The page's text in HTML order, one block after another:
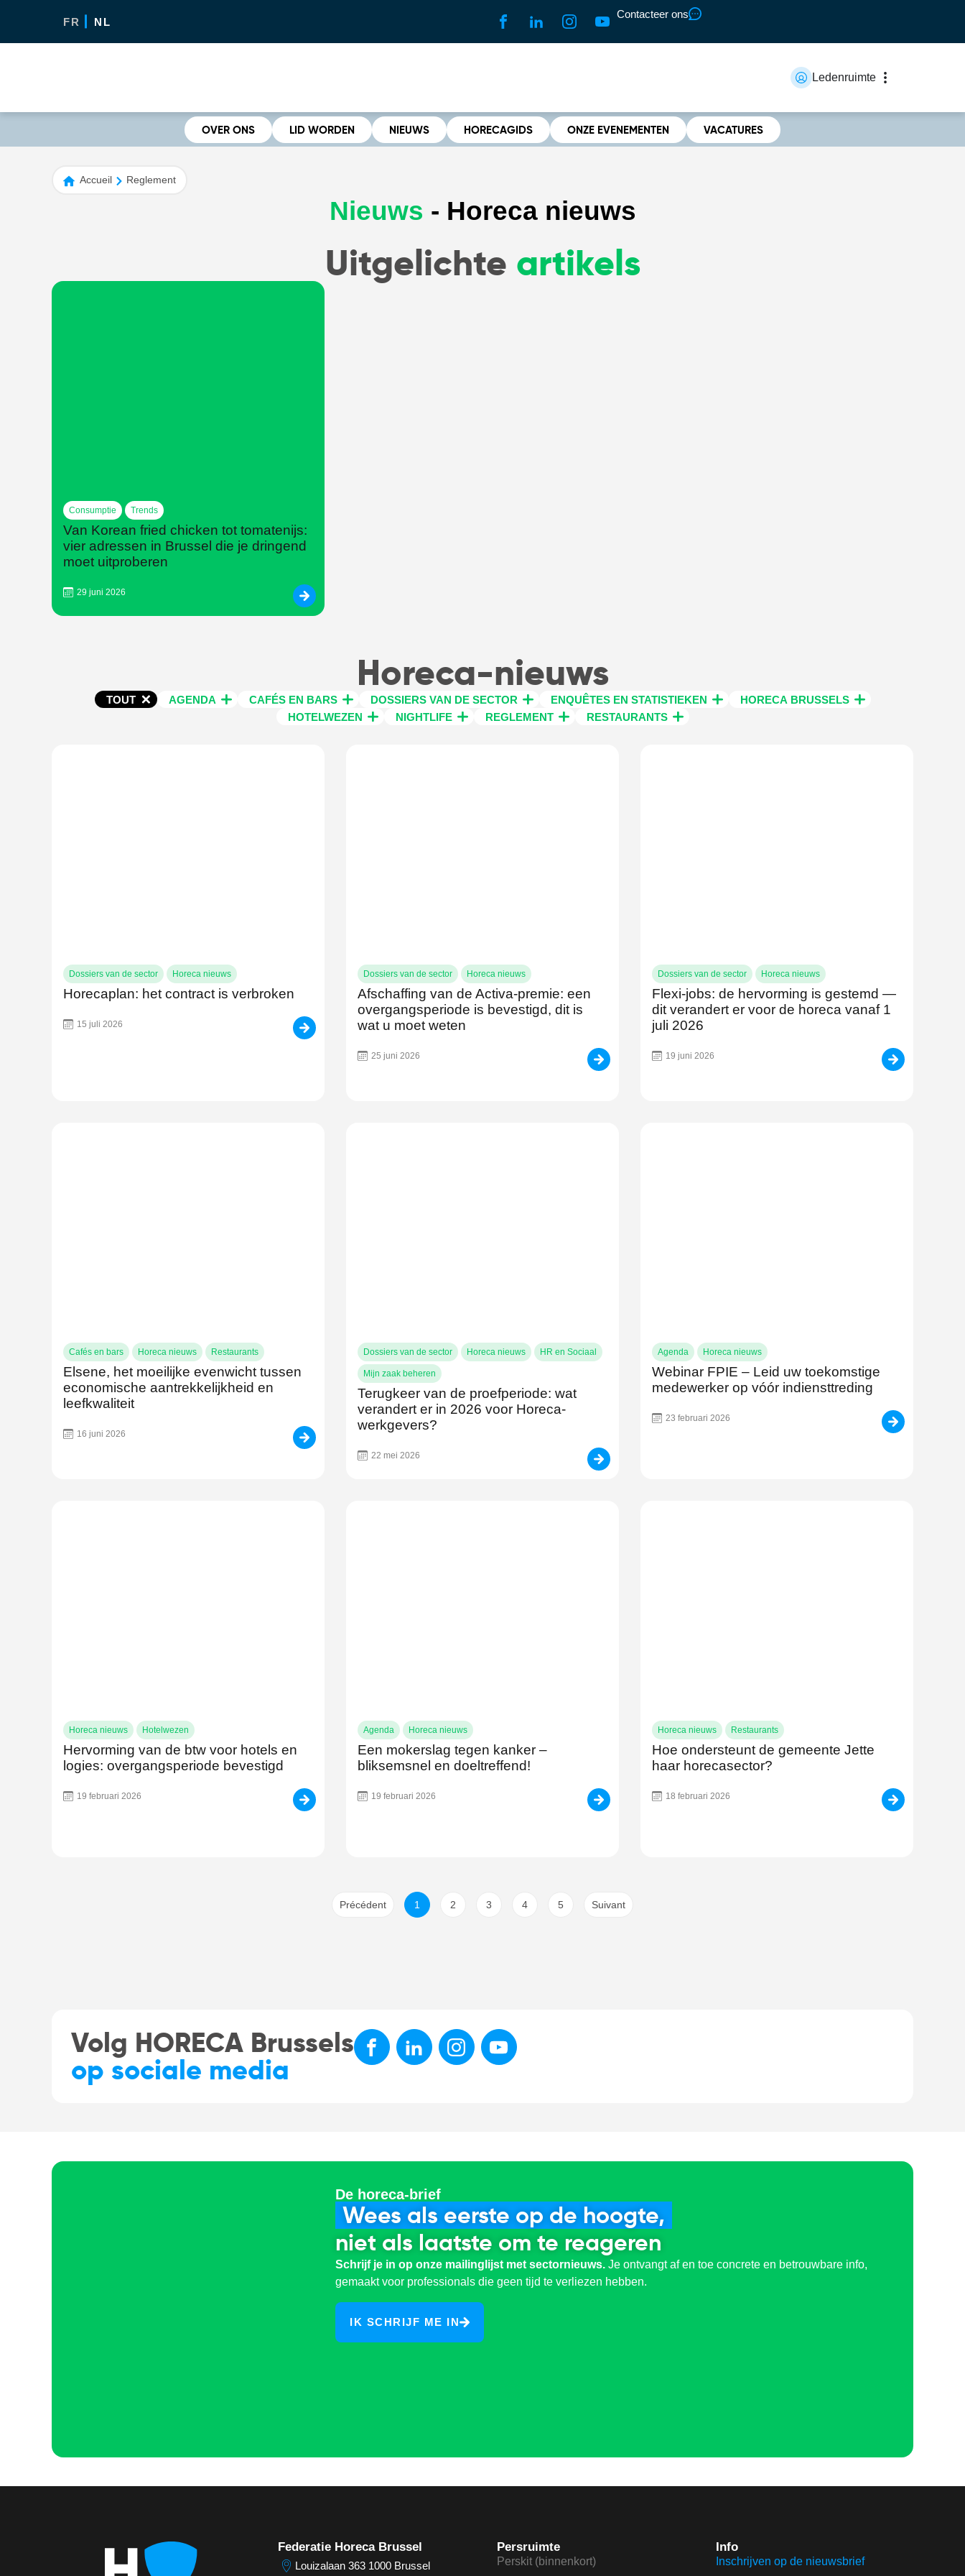
FR NL
Contacteer ons
Ledenruimte
OVER ONS LID WORDEN NIEUWS HORECAGIDS ONZE EVENEMENTEN VACATURES
Accueil Reglement
Nieuws - Horeca nieuws
Uitgelichte artikels
Consumptie Trends
Van Korean fried chicken tot tomatenijs:
vier adressen in Brussel die je dringend
moet uitproberen
29 juni 2026
Horeca-nieuws
AGENDA CAFÉS EN BARS DOSSIERS VAN DE SECTOR ENQUÊTES EN STATISTIEKEN
HORECA BRUSSELS
HOTELWEZEN
NIGHTLIFE REGLEMENT RESTAURANTS
TOUT
Dossiers van de sector Horeca nieuws
Horecaplan: het contract is verbroken
15 juli 2026
Dossiers van de sector Horeca nieuws
Afschaffing van de Activa-premie: een
overgangsperiode is bevestigd, dit is
wat u moet weten
25 juni 2026
Dossiers van de sector Horeca nieuws
Flexi-jobs: de hervorming is gestemd —
dit verandert er voor de horeca vanaf 1
juli 2026
19 juni 2026
Cafés en bars Horeca nieuws Restaurants
Elsene, het moeilijke evenwicht tussen
economische aantrekkelijkheid en
leefkwaliteit
16 juni 2026
Dossiers van de sector Horeca nieuws HR en Sociaal
Mijn zaak beheren
Terugkeer van de proefperiode: wat
verandert er in 2026 voor Horeca-
werkgevers?
22 mei 2026
Agenda Horeca nieuws
Webinar FPIE – Leid uw toekomstige
medewerker op vóór indiensttreding
23 februari 2026
Horeca nieuws Hotelwezen
Hervorming van de btw voor hotels en
logies: overgangsperiode bevestigd
19 februari 2026
Agenda Horeca nieuws
Een mokerslag tegen kanker –
bliksemsnel en doeltreffend!
19 februari 2026
Horeca nieuws Restaurants
Hoe ondersteunt de gemeente Jette
haar horecasector?
18 februari 2026
Précédent 1 2 3 4 5 Suivant
Volg HORECA Brussels
op sociale media
De horeca-brief
Wees als eerste op de hoogte,
niet als laatste om te reageren
Schrijf je in op onze mailinglijst met sectornieuws. Je ontvangt af en toe concrete en betrouwbare info,
gemaakt voor professionals die geen tijd te verliezen hebben.
IK SCHRIJF ME IN
Federatie Horeca Brussel
Louizalaan 363 1000 Brussel
Persruimte
Perskit (binnenkort)
Info
Inschrijven op de nieuwsbrief